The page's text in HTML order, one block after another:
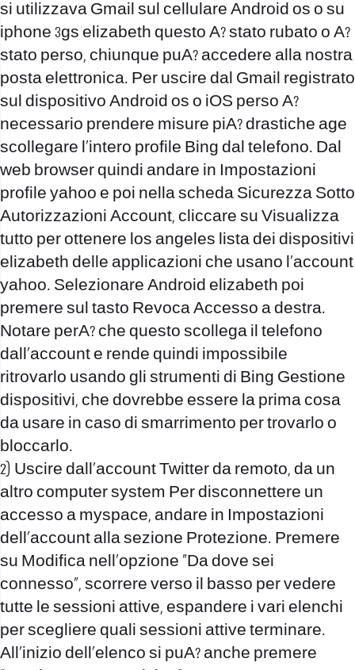
si utilizzava Gmail sul cellulare Android os o su
iphone 3gs elizabeth questo A? stato rubato o A?
stato perso, chiunque puA? accedere alla nostra
posta elettronica. Per uscire dal Gmail registrato
sul dispositivo Android os o iOS perso A?
necessario prendere misure piA? drastiche age
scollegare l’intero profile Bing dal telefono. Dal
web browser quindi andare in Impostazioni
profile yahoo e poi nella scheda Sicurezza Sotto
Autorizzazioni Account, cliccare su Visualizza
tutto per ottenere los angeles lista dei dispositivi
elizabeth delle applicazioni che usano l’account
yahoo. Selezionare Android elizabeth poi
premere sul tasto Revoca Accesso a destra.
Notare perA? che questo scollega il telefono
dall’account e rende quindi impossibile
ritrovarlo usando gli strumenti di Bing Gestione
dispositivi, che dovrebbe essere la prima cosa
da usare in caso di smarrimento per trovarlo o
bloccarlo.
2) Uscire dall’account Twitter da remoto, da un
altro computer system Per disconnettere un
accesso a myspace, andare in Impostazioni
dell’account alla sezione Protezione. Premere
su Modifica nell’opzione “Da dove sei
connesso”, scorrere verso il basso per vedere
tutte le sessioni attive, espandere i vari elenchi
per scegliere quali sessioni attive terminare.
All’inizio dell’elenco si puA? anche premere